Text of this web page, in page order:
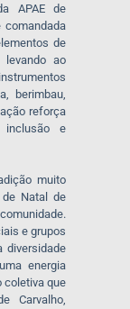
APAE de
de
levando ao
berimbau,
reforça
e
muito
Natal de
e grupos
diversidade
energia
coletiva que
Carvalho,